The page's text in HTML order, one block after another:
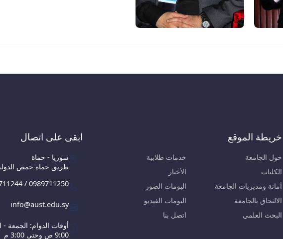
خريطة الموقع
حول الجامعة
الكليات
أمانة ومديريات الجامعة
الالتحاق بالجامعة
البحث العلمي
خدمات طلابية
الأخبار
البومات الصور
البومات الفيديو
اتصل بنا
ابقى على اتصال
سوريا - حماة
طريق حماة حمص
/ 0989711250
info@aust.edu.sy
أوقات الدوام: الجمعة -
9:00 ص وحتى 3:00 م